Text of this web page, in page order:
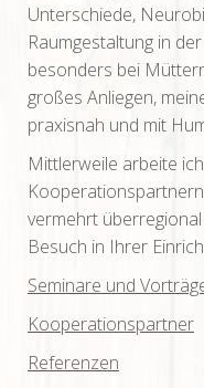
Unterschiede,
Raumgestaltung in
besonders bei
großes Anliegen,
praxisnah und mit
Mittlerweile arbeite
vermehrt
Besuch in Ihrer
Seminare und
Kooperationspartner
Referenzen